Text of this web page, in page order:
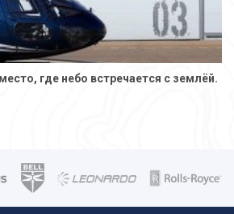
где небо встречается с землёй.